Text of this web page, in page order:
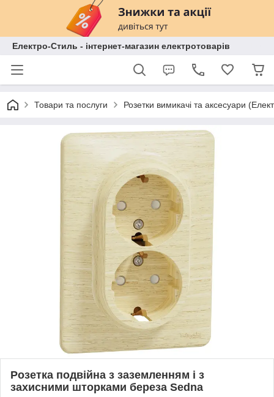
Електро-Стиль - інтернет-магазин електротоварів
Товари та послуги Розетки вимикачі та аксесуари
Розетка подвійна з заземленням і з
захисними шторками береза Sedna